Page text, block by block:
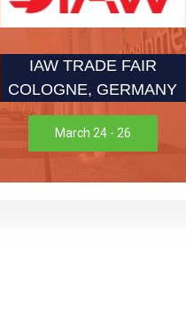
IAW TRADE FAIR
COLOGNE, GERMANY
March 24 - 26